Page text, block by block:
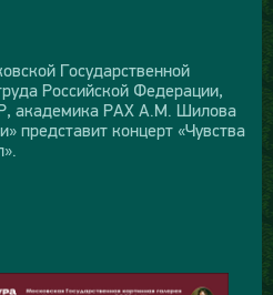
Государственной
Российской Федерации,
академика РАХ А.М. Шилова
представит концерт «Чувства